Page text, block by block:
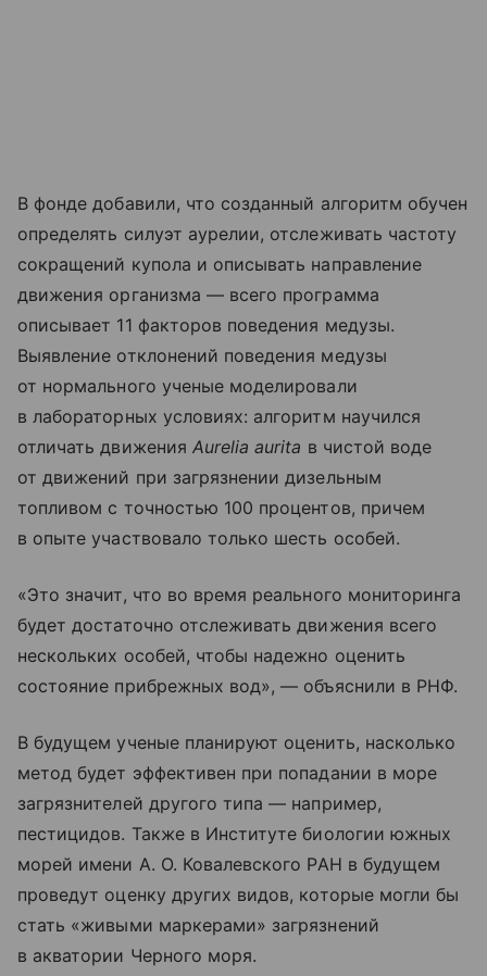
В фонде добавили, что созданный алгоритм обучен
определять силуэт аурелии, отслеживать частоту
сокращений купола и описывать направление
движения организма — всего программа
описывает 11 факторов поведения медузы.
Выявление отклонений поведения медузы
от нормального ученые моделировали
в лабораторных условиях: алгоритм научился
отличать движения Aurelia aurita в чистой воде
от движений при загрязнении дизельным
топливом с точностью 100 процентов, причем
в опыте участвовало только шесть особей.
«Это значит, что во время реального мониторинга
будет достаточно отслеживать движения всего
нескольких особей, чтобы надежно оценить
состояние прибрежных вод», — объяснили в РНФ.
В будущем ученые планируют оценить, насколько
метод будет эффективен при попадании в море
загрязнителей другого типа — например,
пестицидов. Также в Институте биологии южных
морей имени А. О. Ковалевского РАН в будущем
проведут оценку других видов, которые могли бы
стать «живыми маркерами» загрязнений
в акватории Черного моря.